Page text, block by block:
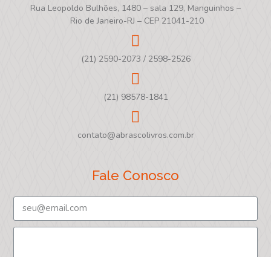
Rua Leopoldo Bulhões, 1480 – sala 129, Manguinhos –
Rio de Janeiro-RJ – CEP 21041-210
(21) 2590-2073 / 2598-2526
(21) 98578-1841
contato@abrascolivros.com.br
Fale Conosco